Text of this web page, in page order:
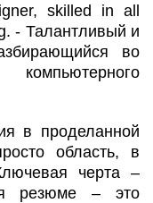
skilled in all
- Талантливый и
во
в проделанной
область, в
черта –
резюме – это